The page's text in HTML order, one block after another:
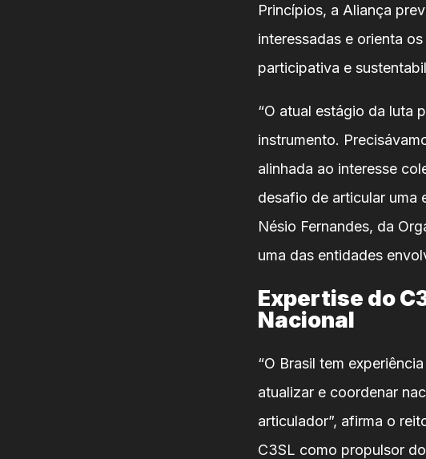
Princípios, a Aliança
interessadas e orienta
participativa e
“O atual estágio da luta
instrumento.
alinhada ao interesse
desafio de articular uma
Nésio Fernandes, da
uma das entidades
Expertise do
Nacional
“O Brasil tem
atualizar e coordenar
articulador”, afirma o
C3SL como propulsor